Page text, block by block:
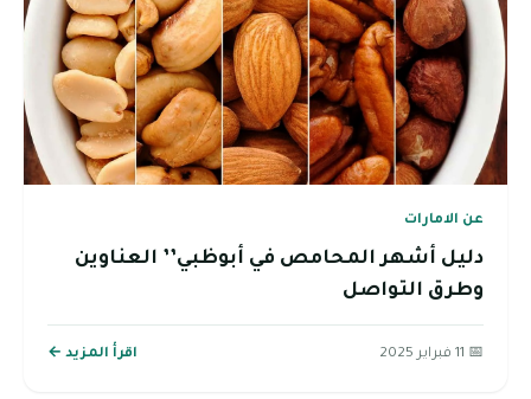
عن الامارات
دليل أشهر المحامص في أبوظبي’’ العناوين
وطرق التواصل
📅 11 فبراير 2025 اقرأ المزيد ←